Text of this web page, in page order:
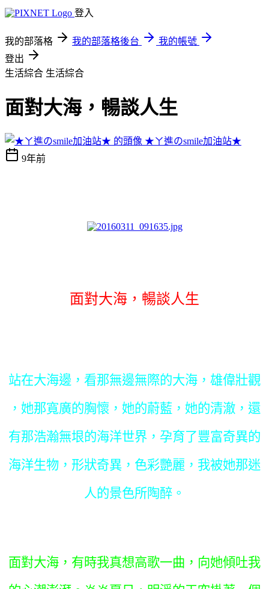
登入
我的部落格 我的部落格後台
我的帳號
登出
生活綜合 生活綜合
面對大海，暢談人生
★ㄚ進のsmile加油站★
9年前
面對大海，暢談人生
站在大海邊，看那無邊無際的大海，雄偉壯觀
，她那寬廣的胸懷，她的蔚藍，她的清澈，還
有那浩瀚無垠的海洋世界，孕育了豐富奇異的
海洋生物，形狀奇異，色彩艷麗，我被她那迷
人的景色所陶醉。
面對大海，有時我真想高歌一曲，向她傾吐我